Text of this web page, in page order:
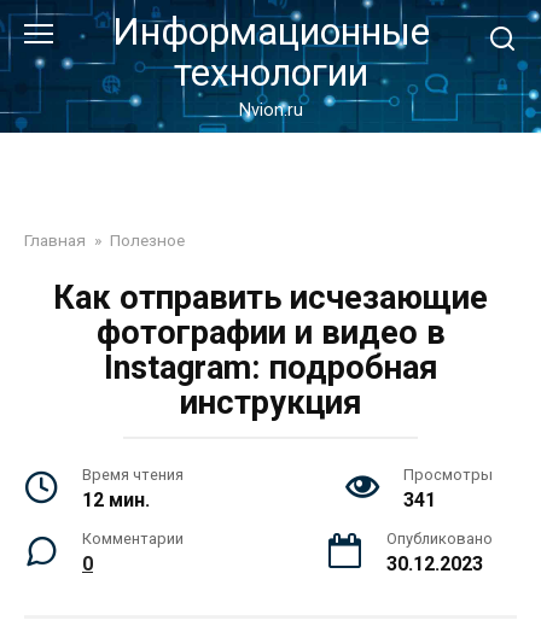
Перейти
к
контенту
Информационные
технологии
Nvion.ru
Главная » Полезное
Как отправить исчезающие
фотографии и видео в
Instagram: подробная
инструкция
Время чтения
12 мин.
Просмотры
341
Комментарии
0
Опубликовано
30.12.2023